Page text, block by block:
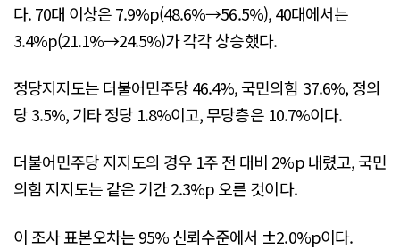
다. 70대 이상은 7.9%p(48.6%→56.5%), 40대에서는
3.4%p(21.1%→24.5%)가 각각 상승했다.
정당지지도는 더불어민주당 46.4%, 국민의힘 37.6%, 정의
당 3.5%, 기타 정당 1.8%이고, 무당층은 10.7%이다.
더불어민주당 지지도의 경우 1주 전 대비 2%p 내렸고, 국민
의힘 지지도는 같은 기간 2.3%p 오른 것이다.
이 조사 표본오차는 95% 신뢰수준에서 ±2.0%p이다.